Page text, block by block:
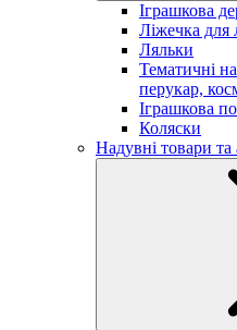
Іграшкова
Ліжечка для
Ляльки
Тематичні
перукар,
Іграшкова
Коляски
Надувні товари та